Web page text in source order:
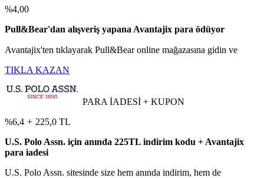
%4,00
Pull&Bear'dan alışveriş yapana Avantajix para ödüyor
Avantajix'ten tıklayarak Pull&Bear online mağazasına gidin ve
TIKLA KAZAN
PARA İADESİ + KUPON
%6,4 + 225,0 TL
U.S. Polo Assn. için anında 225TL indirim kodu + Avantajix
para iadesi
U.S. Polo Assn. sitesinde size hem anında indirim, hem de